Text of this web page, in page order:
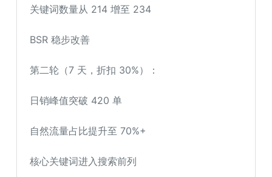
关键词数量从 214 增至 234
BSR 稳步改善
第二轮（7 天，折扣 30%）：
日销峰值突破 420 单
自然流量占比提升至 70%+
核心关键词进入搜索前列